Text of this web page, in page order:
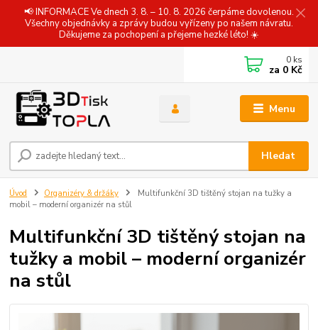
📢 INFORMACE Ve dnech 3. 8. – 10. 8. 2026 čerpáme dovolenou.
Všechny objednávky a zprávy budou vyřízeny po našem návratu.
Děkujeme za pochopení a přejeme hezké léto! ☀️
Menu
Hledat
0 ks
za 0 Kč
Úvod Organizéry & držáky
Multifunkční 3D tištěný stojan na tužky a
mobil – moderní organizér na stůl
Multifunkční 3D tištěný stojan na
tužky a mobil – moderní organizér
na stůl